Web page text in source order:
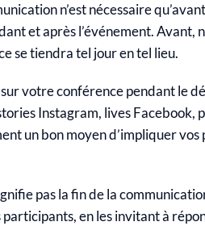
n’est nécessaire
et après l’événement. Avant,
se tiendra tel jour en tel lieu.
votre conférence pendant le
Instagram, lives Facebook,
un bon moyen d’impliquer
pas la fin de la
en les invitant à